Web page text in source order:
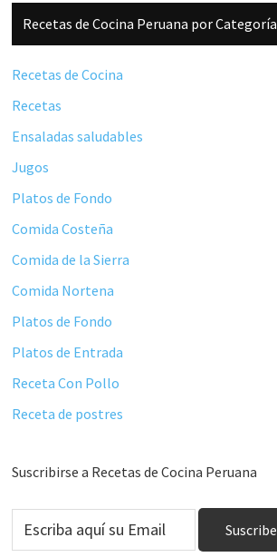
Barra
lateral
principal
Recetas de Cocina Peruana por Categoría
Recetas de Cocina
Recetas
Ensaladas saludables
Jugos
Platos de Fondo
Comida Costeña
Comida de la Sierra
Comida Nortena
Platos de Fondo
Platos de Entrada
Receta Con Pollo
Receta de postres
Suscribirse a Recetas de Cocina Peruana